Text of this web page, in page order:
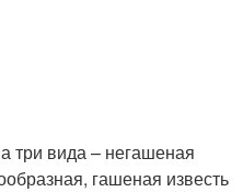
три вида – негашеная
гашеная известь